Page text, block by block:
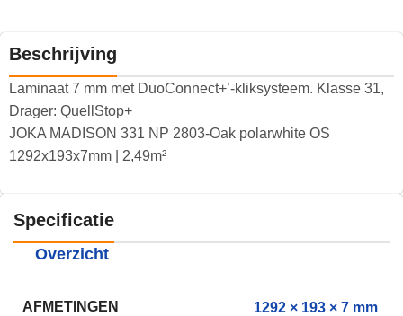
Beschrijving
Laminaat 7 mm met DuoConnect+’-kliksysteem. Klasse 31,
Drager: QuellStop+
JOKA MADISON 331 NP 2803-Oak polarwhite OS
1292x193x7mm | 2,49m²
Specificatie
Overzicht
AFMETINGEN 1292 × 193 × 7 mm